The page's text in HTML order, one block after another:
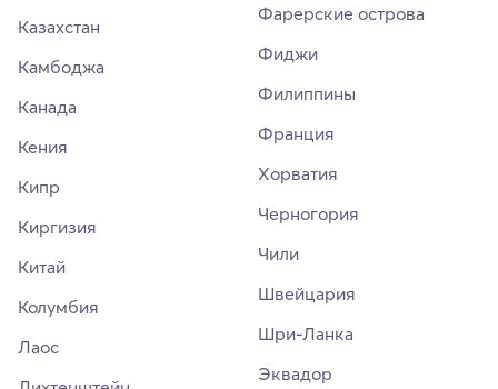
Казахстан
Камбоджа
Канада
Кения
Кипр
Киргизия
Китай
Колумбия
Лаос
Фарерские острова
Фиджи
Филиппины
Франция
Хорватия
Черногория
Чили
Швейцария
Шри-Ланка
Эквадор